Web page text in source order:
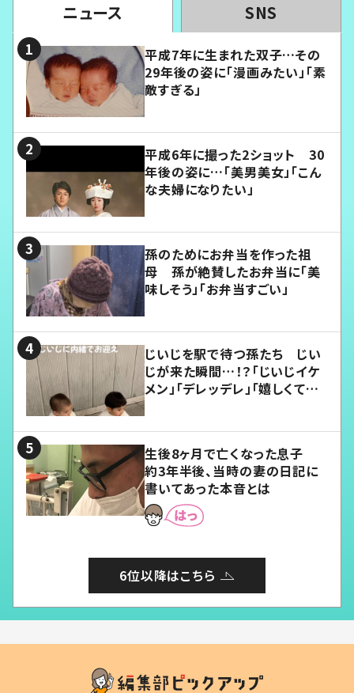
ニュース SNS
平成7年に生まれた双子…その
29年後の姿に「漫画みたい」「素
敵すぎる」
平成6年に撮った2ショット 30
年後の姿に…「美男美女」「こん
な夫婦になりたい」
孫のためにお弁当を作った祖
母 孫が絶賛したお弁当に「美
味しそう」「お弁当すごい」
じいじを駅で待つ孫たち じい
じが来た瞬間…！？「じいじイケ
メン」「デレッデレ」「嬉しくて可
生後8ヶ月で亡くなった息子
約3年半後、当時の妻の日記に
書いてあった本音とは
6位以降はこちら